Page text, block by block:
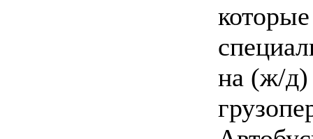
которые
на (ж/д)